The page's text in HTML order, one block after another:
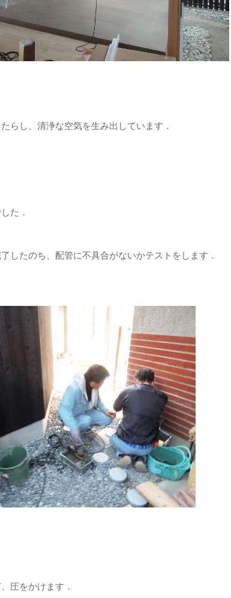
らし、清浄な空気を生み出しています．
た．
したのち、配管に不具合がないかテストをします．
圧をかけます．